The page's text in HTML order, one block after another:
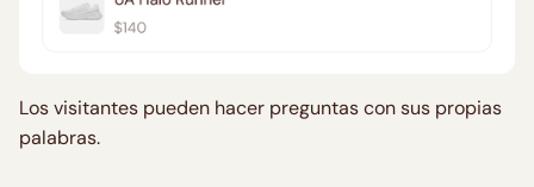
Los visitantes pueden hacer preguntas con sus propias
palabras.